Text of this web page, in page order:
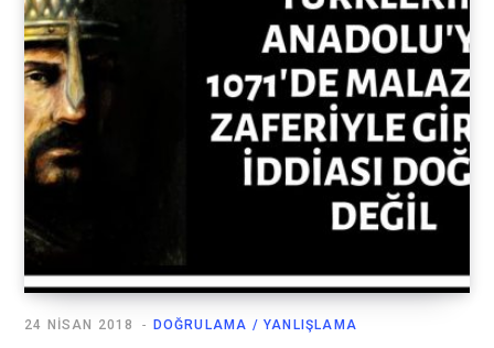
DOĞRULAMA / YANLIŞLAMA
24 NISAN 2018